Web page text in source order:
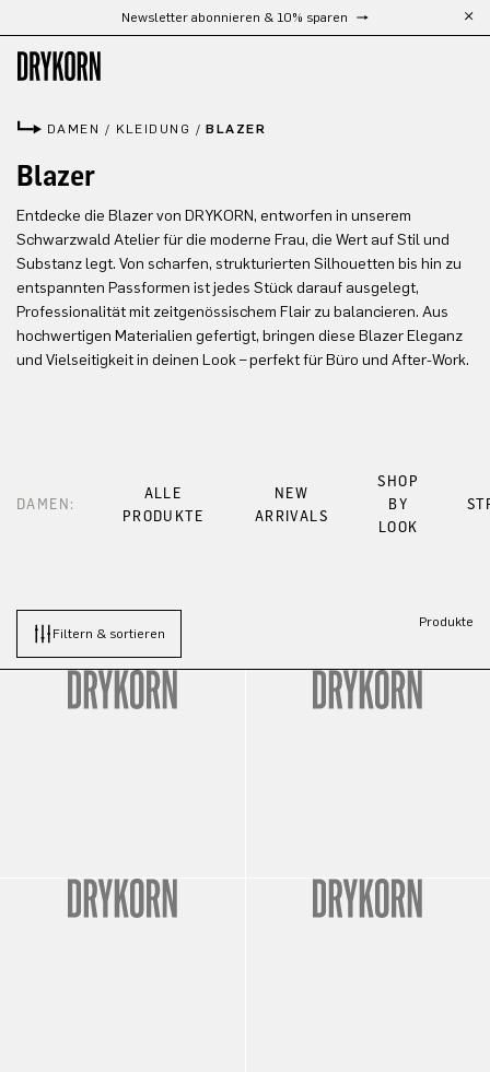
Zum Hauptinhalt springenNewsletter abonnieren & 10% sparen
DAMEN / KLEIDUNG /BLAZER
Blazer
Entdecke die Blazer von DRYKORN, entworfen in unserem
Schwarzwald Atelier für die moderne Frau, die Wert auf Stil und
Substanz legt. Von scharfen, strukturierten Silhouetten bis hin zu
entspannten Passformen ist jedes Stück darauf ausgelegt,
Professionalität mit zeitgenössischem Flair zu balancieren. Aus
hochwertigen Materialien gefertigt, bringen diese Blazer Eleganz
und Vielseitigkeit in deinen Look – perfekt für Büro und After-Work.
DAMEN:
ALLE
PRODUKTE
NEW
ARRIVALS
SHOP
BY
LOOK
Filtern & sortieren
Produkte